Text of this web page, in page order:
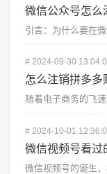
微信公众号怎么
# 2024-09-30
怎么注销拼多多
# 2024-10-01
微信视频号看过